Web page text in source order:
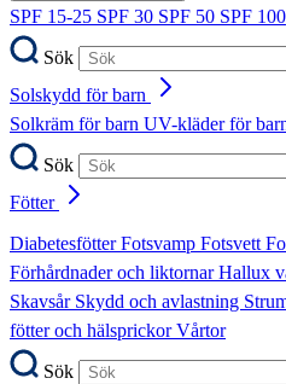
SPF 15-25 SPF 30 SPF 50 SPF 100
Sök
Solskydd för barn
Solkräm för barn UV-kläder för
Sök
Fötter
DiabetesfötterFotsvamp Fotsvett
Förhårdnader och liktornarHallux
Skavsår Skydd och avlastning
fötter och hälsprickorVårtor
Sök